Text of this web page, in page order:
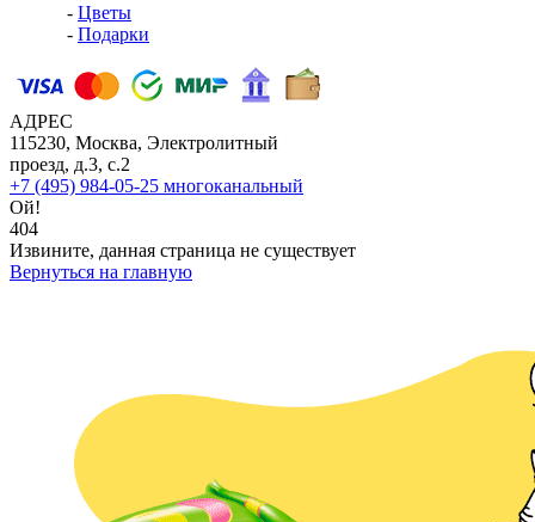
- Цветы
- Подарки
АДРЕС
115230, Москва, Электролитный
проезд, д.3, с.2
+7 (495) 984-05-25 многоканальный
Ой!
404
Извините, данная страница не существует
Вернуться на главную